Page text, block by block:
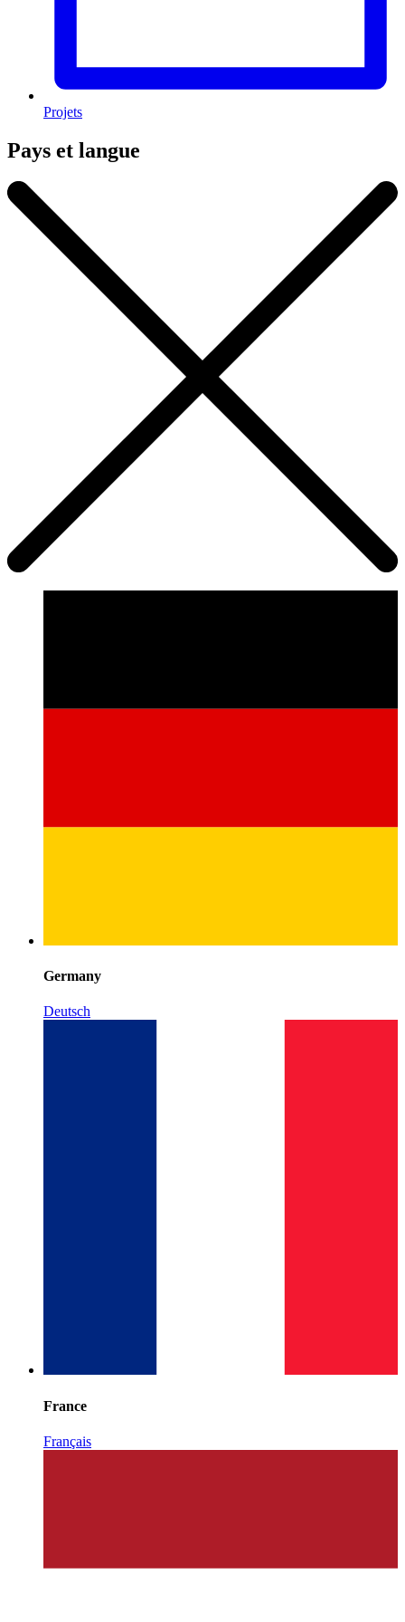
Projets
Pays et langue
Germany
Deutsch
France
Français